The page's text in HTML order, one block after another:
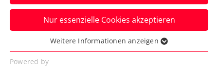
Der ATP-125-Sandplatz-Challenger findet
auch diesen Sommer beim 1. Salzburger
TC im Volksgarten statt.
Nur essenzielle Cookies akzeptieren
Essenziell
Essenzielle Cookies werden für grundlegende
Weitere Informationen anzeigen
Powered by